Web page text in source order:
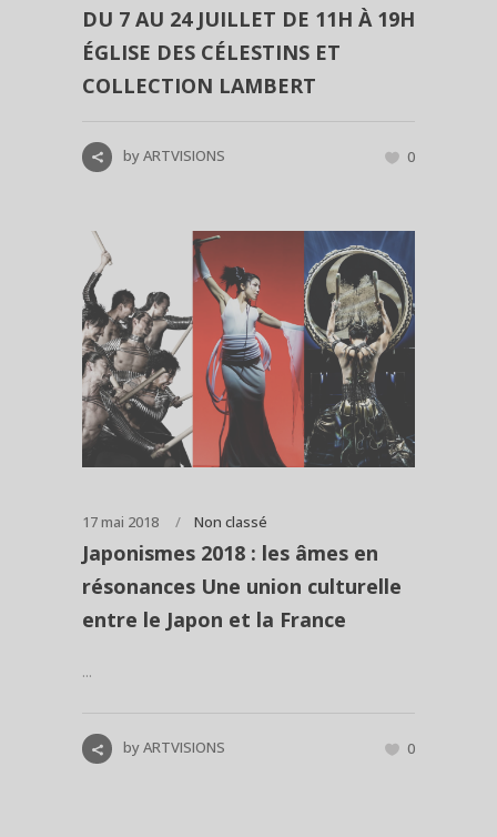
DU 7 AU 24 JUILLET DE 11H À 19H
ÉGLISE DES CÉLESTINS ET
COLLECTION LAMBERT
byARTVISIONS 0
17 mai 2018 Non classé
Japonismes 2018 : les âmes en
résonances Une union culturelle
entre le Japon et la France
...
byARTVISIONS 0